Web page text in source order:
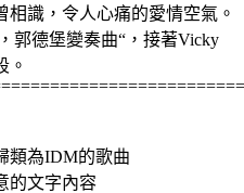
識，令人心痛的愛情空氣。
郭德堡變奏曲“，接著Vicky
。
類為IDM的歌曲
的文字內容